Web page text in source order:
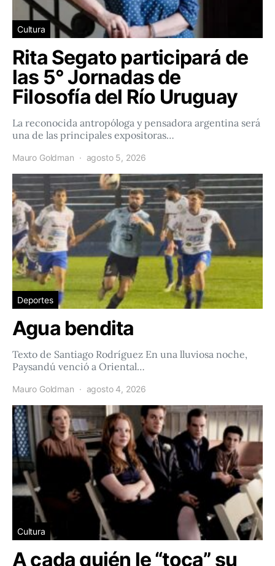
Cultura
Rita Segato participará de
las 5° Jornadas de
Filosofía del Río Uruguay
La reconocida antropóloga y pensadora argentina será
una de las principales expositoras…
Mauro Goldman agosto 5, 2026
Deportes
Agua bendita
Texto de Santiago Rodríguez En una lluviosa noche,
Paysandú venció a Oriental…
Mauro Goldman agosto 4, 2026
Cultura
A cada quién le “toca” su